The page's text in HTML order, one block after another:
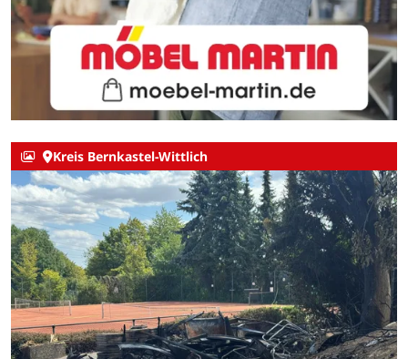
Kreis Bernkastel-Wittlich